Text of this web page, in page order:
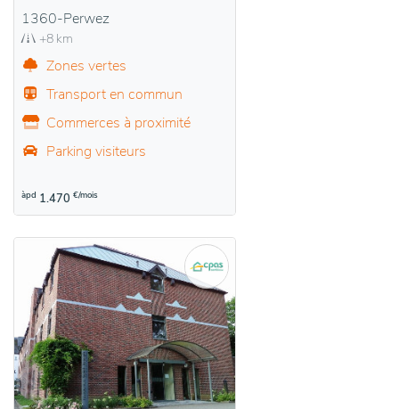
1360-Perwez
+8 km
Zones vertes
Transport en commun
Commerces à proximité
Parking visiteurs
àpd 1.470 €/mois